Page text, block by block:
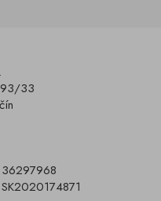
33
36297968
SK2020174871